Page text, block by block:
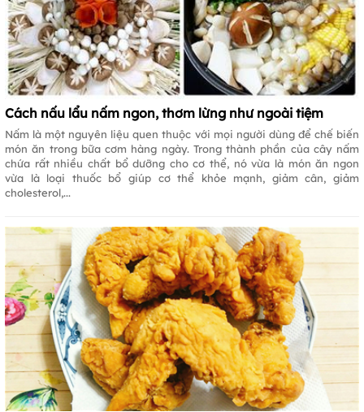
Cách nấu lẩu nấm ngon, thơm lừng như ngoài tiệm
Nấm là một nguyên liệu quen thuộc với mọi người dùng để chế biến
món ăn trong bữa cơm hàng ngày. Trong thành phần của cây nấm
chứa rất nhiều chất bổ dưỡng cho cơ thể, nó vừa là món ăn ngon
vừa là loại thuốc bổ giúp cơ thể khỏe mạnh, giảm cân, giảm
cholesterol,...